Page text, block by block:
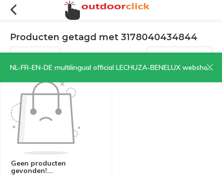
NL-FR-EN-DE multilingual official LECHUZA-BENELUX webshop | CLICK HERE NOW!
Producten getagd met 3178040434844
Filters Sorteren op:
Geen producten
gevonden!...